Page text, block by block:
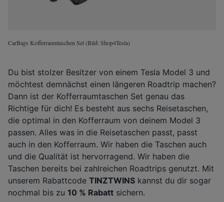
CarBags Kofferraumtaschen Set (Bild: Shop4Tesla)
Du bist stolzer Besitzer von einem Tesla Model 3 und
möchtest demnächst einen längeren Roadtrip machen?
Dann ist der Kofferraumtaschen Set genau das
Richtige für dich! Es besteht aus sechs Reisetaschen,
die optimal in den Kofferraum von deinem Model 3
passen. Alles was in die Reisetaschen passt, passt
auch in den Kofferraum. Wir haben die Taschen auch
und die Qualität ist hervorragend. Wir haben die
Taschen bereits bei zahlreichen Roadtrips genutzt. Mit
unserem Rabattcode TINZTWINS kannst du dir sogar
nochmal bis zu 10 % Rabatt sichern.